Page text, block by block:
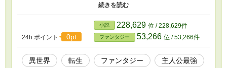
世はスマートフォンが無い！！！ スマホってそもそもなんだっ
け！？！ そうだ！！思い出した！！ 12歳、レジナルド少年。前世
の記憶が蘇り、異世界転生者であることが判明！！ スマホはおろ
かネット環境が無い！新幹線も飛行機も無ければ、蒸気機関車です
ら無い！ みんな、魔法に頼りすぎじゃない？ 不便極まりない世界
を文明化してみせる！
24h.ポイント 0pt
小説 228,629 位 / 228,629件
ファンタジー 53,266 位 / 53,266件
異世界 転生 ファンタジー 主人公最強